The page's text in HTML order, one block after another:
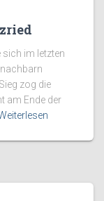
im letzten
zog die
am Ende der